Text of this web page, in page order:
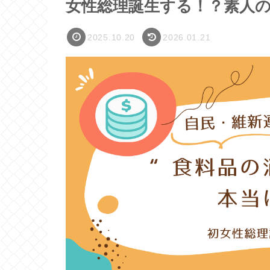
女性総理誕生する！？素人
2025.10.20 2026.01.21